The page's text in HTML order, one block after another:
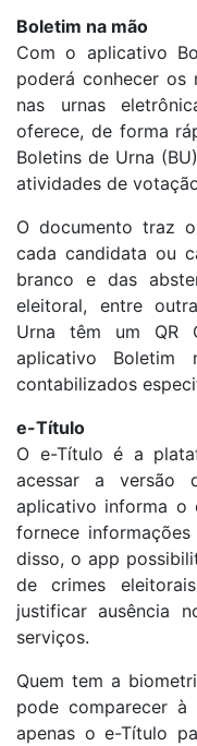
Boletim na mão
Com o aplicativo
poderá conhecer os
nas urnas
oferece, de forma
Boletins de Urna
atividades de
O documento traz
cada candidata ou
branco e das
eleitoral, entre
Urna têm um QR
aplicativo
contabilizados
e-Título
O e-Título é a
acessar a
aplicativo informa o
fornece
disso, o app
de crimes
justificar ausência
serviços.
Quem tem a
pode comparecer
apenas o e-Título